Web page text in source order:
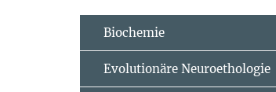
Biochemie
Evolutionäre Neuroethologie